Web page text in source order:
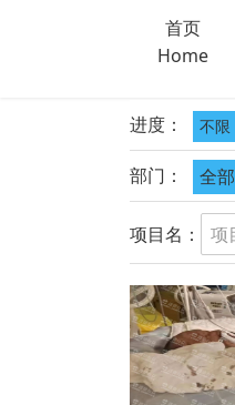
首页
Home
进度： 不限
部门： 全部
项目名：